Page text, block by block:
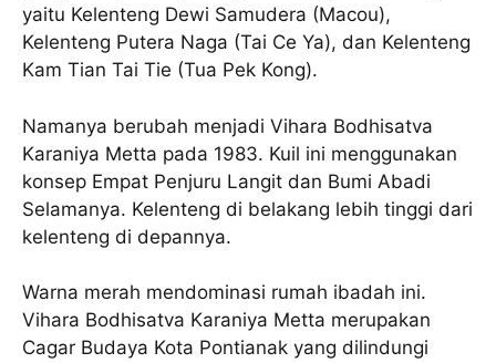
yaitu Kelenteng Dewi Samudera (Macou),
Kelenteng Putera Naga (Tai Ce Ya), dan Kelenteng
Kam Tian Tai Tie (Tua Pek Kong).
Namanya berubah menjadi Vihara Bodhisatva
Karaniya Metta pada 1983. Kuil ini menggunakan
konsep Empat Penjuru Langit dan Bumi Abadi
Selamanya. Kelenteng di belakang lebih tinggi dari
kelenteng di depannya.
Warna merah mendominasi rumah ibadah ini.
Vihara Bodhisatva Karaniya Metta merupakan
Cagar Budaya Kota Pontianak yang dilindungi